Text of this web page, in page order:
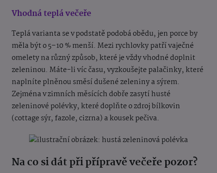
Vhodná teplá večeře
Teplá varianta se v podstatě podobá obědu, jen porce by
měla být o 5–10 % menší. Mezi rychlovky patří vaječné
omelety na různý způsob, které je vždy vhodné doplnit
zeleninou. Máte-li víc času, vyzkoušejte palačinky, které
naplníte plněnou směsí dušené zeleniny a sýrem.
Zejména v zimních měsících dobře zasytí husté
zeleninové polévky, které doplňte o zdroj bílkovin
(cottage sýr, fazole, cizrna) a kousek pečiva.
Na co si dát při přípravě večeře pozor?